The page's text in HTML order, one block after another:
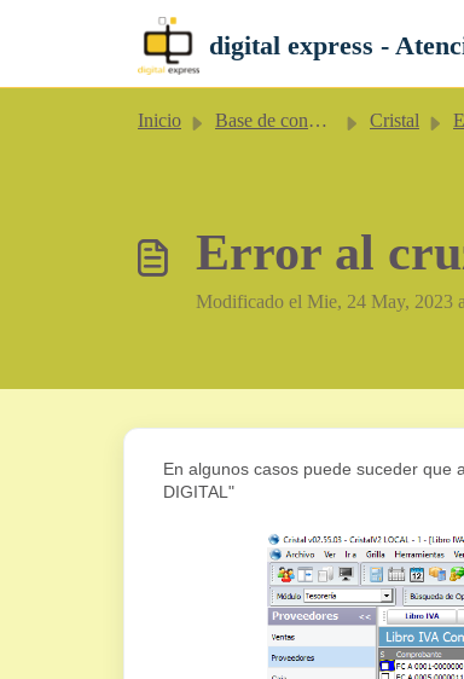
digital express -
Inicio Base de conocimientos Cristal
Error al
Modificado el Mie, 24 May, 2023
En algunos casos puede suceder que
DIGITAL"